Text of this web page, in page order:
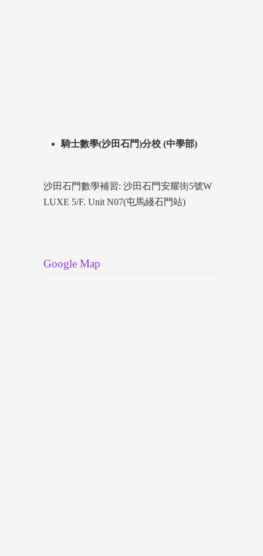
騎士數學(沙田石門)分校 (中學部)
沙田石門數學補習: 沙田石門安耀街5號W
LUXE 5/F. Unit N07(屯馬綫石門站)
Google Map